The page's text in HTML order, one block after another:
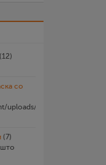
(12)
со
2026/07/
(7)
што